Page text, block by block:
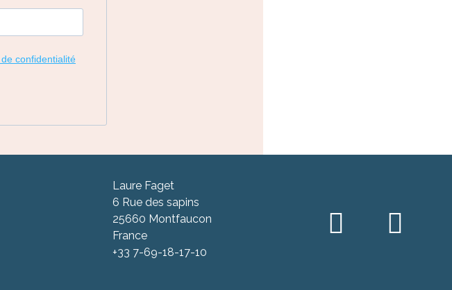
confidentialité
Laure Faget
6 Rue des sapins
25660 Montfaucon
France
+33 7-69-18-17-10